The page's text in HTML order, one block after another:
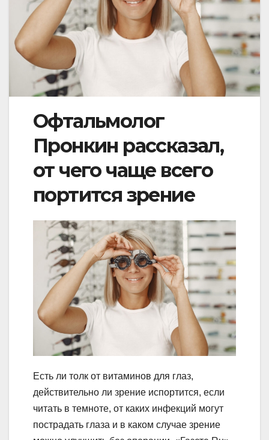
Офтальмолог
Пронкин рассказал,
от чего чаще всего
портится зрение
Есть ли толк от витаминов для глаз,
действительно ли зрение испортится, если
читать в темноте, от каких инфекций могут
пострадать глаза и в каком случае зрение